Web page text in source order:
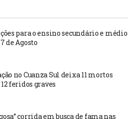
para o ensino secundário e médio
de Agosto
no Cuanza Sul deixa 11 mortos
feridos graves
corrida em busca de fama nas